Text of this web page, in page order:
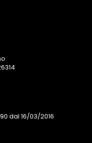
dal 16/03/2016